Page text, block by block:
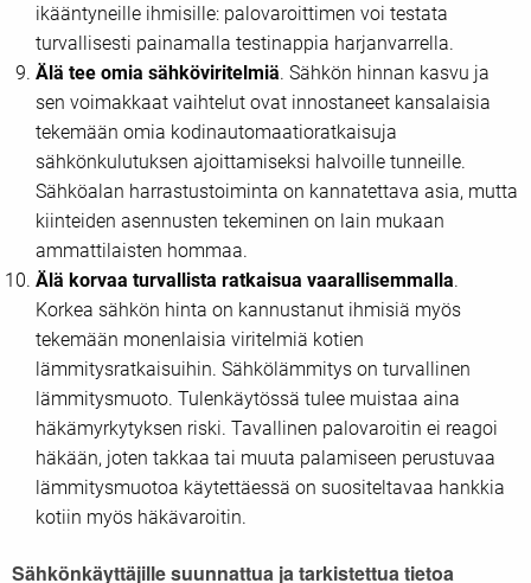
ikääntyneille ihmisille: palovaroittimen voi testata
turvallisesti painamalla testinappia harjanvarrella.
Älä tee omia sähköviritelmiä. Sähkön hinnan kasvu ja
sen voimakkaat vaihtelut ovat innostaneet kansalaisia
tekemään omia kodinautomaatioratkaisuja
sähkönkulutuksen ajoittamiseksi halvoille tunneille.
Sähköalan harrastustoiminta on kannatettava asia, mutta
kiinteiden asennusten tekeminen on lain mukaan
ammattilaisten hommaa.
Älä korvaa turvallista ratkaisua vaarallisemmalla.
Korkea sähkön hinta on kannustanut ihmisiä myös
tekemään monenlaisia viritelmiä kotien
lämmitysratkaisuihin. Sähkölämmitys on turvallinen
lämmitysmuoto. Tulenkäytössä tulee muistaa aina
häkämyrkytyksen riski. Tavallinen palovaroitin ei reagoi
häkään, joten takkaa tai muuta palamiseen perustuvaa
lämmitysmuotoa käytettäessä on suositeltavaa hankkia
kotiin myös häkävaroitin.
Sähkönkäyttäjille suunnattua ja tarkistettua tietoa